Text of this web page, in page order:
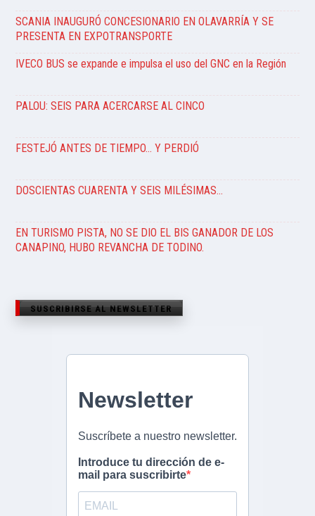
SCANIA INAUGURÓ CONCESIONARIO EN OLAVARRÍA Y SE
PRESENTA EN EXPOTRANSPORTE
IVECO BUS se expande e impulsa el uso del GNC en la Región
PALOU: SEIS PARA ACERCARSE AL CINCO
FESTEJÓ ANTES DE TIEMPO… Y PERDIÓ
DOSCIENTAS CUARENTA Y SEIS MILÉSIMAS…
EN TURISMO PISTA, NO SE DIO EL BIS GANADOR DE LOS
CANAPINO, HUBO REVANCHA DE TODINO.
SUSCRIBIRSE AL NEWSLETTER